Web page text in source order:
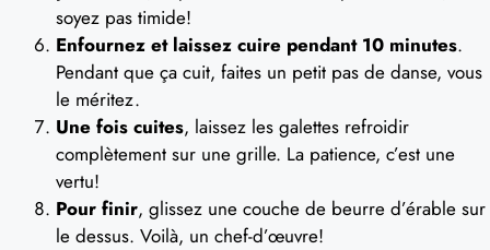
soyez pas timide!
Enfournez et laissez cuire pendant 10 minutes.
Pendant que ça cuit, faites un petit pas de danse, vous
le méritez.
Une fois cuites, laissez les galettes refroidir
complètement sur une grille. La patience, c’est une
vertu!
Pour finir, glissez une couche de beurre d’érable sur
le dessus. Voilà, un chef-d’œuvre!